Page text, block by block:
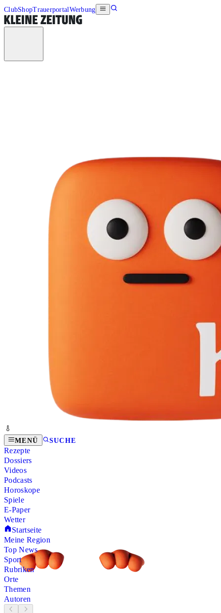
ClubShopTrauerportalWerbung
MENÜ SUCHE
Rezepte
Dossiers
Videos
Podcasts
Horoskope
Spiele
E-Paper
Wetter
Startseite
Meine Region
Top News
Sport
Rubriken
Orte
Themen
Autoren